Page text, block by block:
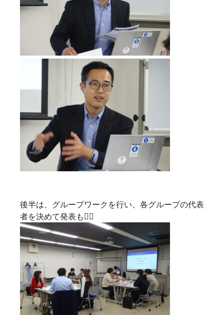
後半は、グループワークを行い、各グループの代表
者を決めて発表も🙋‍♀️